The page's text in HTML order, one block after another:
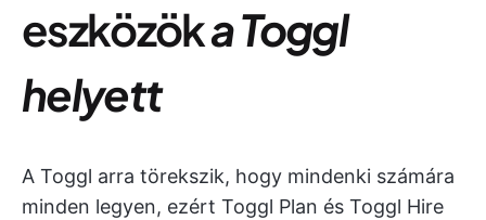
eszközöka Toggl
helyett
A Toggl arra törekszik, hogy mindenki számára
minden legyen, ezért Toggl Plan és Toggl Hire